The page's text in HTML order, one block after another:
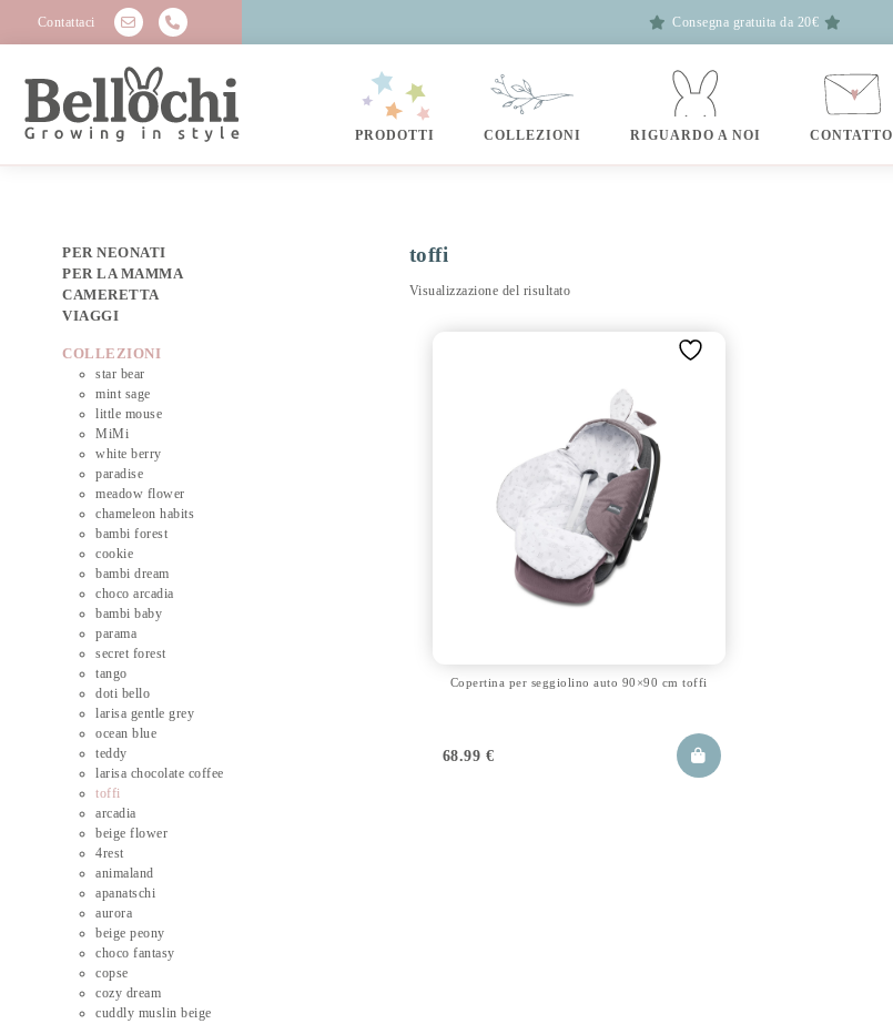
Contattaci Consegna gratuita da 20€
PRODOTTI COLLEZIONI RIGUARDO A NOI CONTATTO
PER NEONATI
PER LA MAMMA
CAMERETTA
VIAGGI
COLLEZIONI
star bear
mint sage
little mouse
MiMi
white berry
paradise
meadow flower
chameleon habits
bambi forest
cookie
bambi dream
choco arcadia
bambi baby
parama
secret forest
tango
doti bello
larisa gentle grey
ocean blue
teddy
larisa chocolate coffee
toffi
arcadia
beige flower
4rest
animaland
apanatschi
aurora
beige peony
choco fantasy
copse
cozy dream
cuddly muslin beige
toffi
Visualizzazione del risultato
Copertina per seggiolino auto 90×90 cm toffi
68.99 €